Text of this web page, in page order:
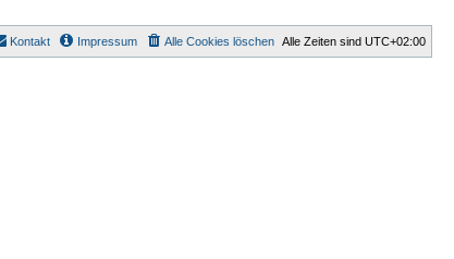
Alle Zeiten sind UTC+02:00
Alle Cookies löschen
Impressum
Kontakt